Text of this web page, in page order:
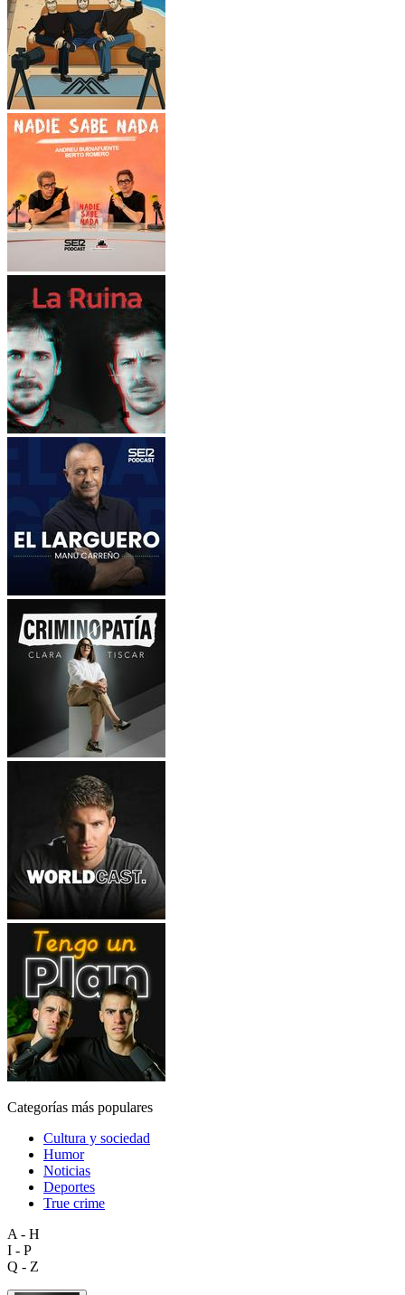
Categorías más populares
Cultura y sociedad
Humor
Noticias
Deportes
True crime
A - H
I - P
Q - Z